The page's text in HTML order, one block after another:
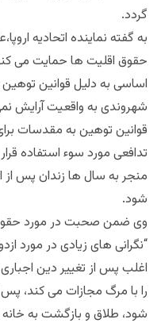
گردد.
به گفته نماینده اتحادیه
حقوق اقلیت ها حمایت می
اساسی به دلیل قوانین
شهروندی به واقعیت آرایش
قوانین توهین به مقدسات
تدافعی مورد سوء استفاده
منجر به سال ها زندان پس
شود.
وی ضمن صحبت در مورد
“نگرانی های زیادی در مورد
اغلب پس از تغییر دین اجباری
را با مرگ مجازات می کند،
شود، طلاق و بازگشت به